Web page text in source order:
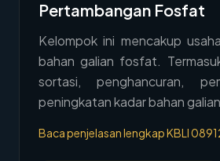
Tentang
Penawaran
Pertambangan Fosfat
Kelompok ini mencakup
bahan galian fosfat.
sortasi, penghancuran,
peningkatan kadar bahan
Baca penjelasan lengkap KBLI